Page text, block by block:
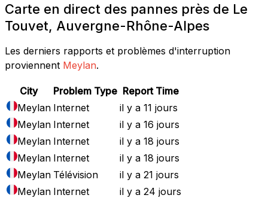
Carte en direct des pannes près de Le
Touvet, Auvergne-Rhône-Alpes
Les derniers rapports et problèmes d'interruption
proviennent Meylan.
City Problem Type Report Time
Meylan Internet
il y a 11 jours
Meylan Internet
il y a 16 jours
Meylan Internet
il y a 18 jours
Meylan Internet
il y a 18 jours
Meylan Télévision
il y a 21 jours
Meylan Internet il y a 24 jours